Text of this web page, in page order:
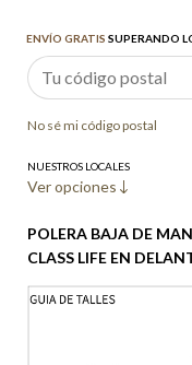
ENVÍO GRATIS SUPERANDO
No sé mi código postal
NUESTROS LOCALES
Ver opciones
POLERA BAJA DE
CLASS LIFE EN